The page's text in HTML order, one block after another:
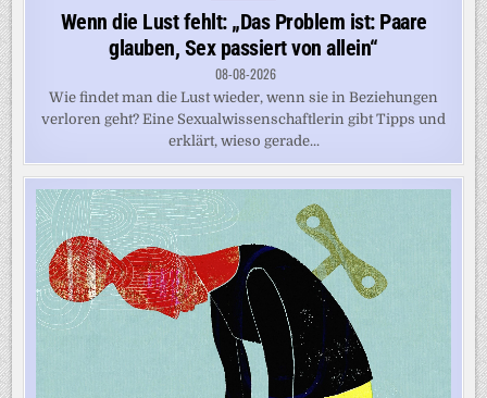
in
Wenn die Lust fehlt: „Das Problem ist: Paare
glauben, Sex passiert von allein“
08-08-2026
Wie findet man die Lust wieder, wenn sie in Beziehungen
verloren geht? Eine Sexualwissenschaftlerin gibt Tipps und
erklärt, wieso gerade...